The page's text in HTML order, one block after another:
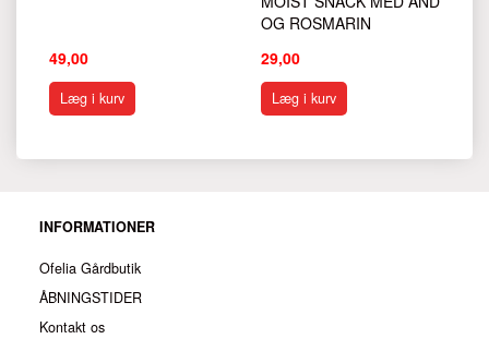
49,00
Læg i kurv
OG ROSMARIN
29,00
Læg i kurv
INFORMATIONER
Ofelia Gårdbutik
ÅBNINGSTIDER
Kontakt os